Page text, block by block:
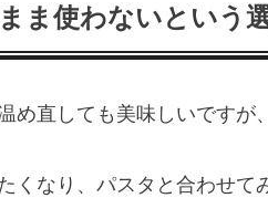
ま使わないという
め直しても美味しいですが、
くなり、パスタと合わせて